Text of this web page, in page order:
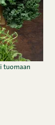
tuomaan